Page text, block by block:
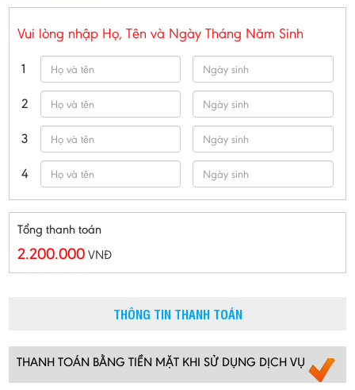
Vui lòng nhập Họ, Tên và Ngày Tháng Năm Sinh
1
2
3
4
Tổng thanh toán
2.200.000 VNĐ
THÔNG TIN THANH TOÁN
THANH TOÁN BẰNG TIỀN MẶT KHI SỬ DỤNG DỊCH VỤ